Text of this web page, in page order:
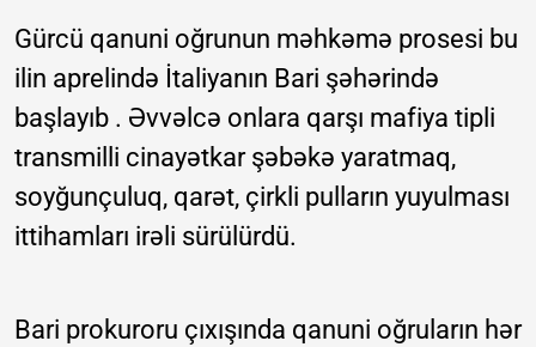
Gürcü qanuni oğrunun məhkəmə prosesi bu
ilin aprelində İtaliyanın Bari şəhərində
başlayıb . Əvvəlcə onlara qarşı mafiya tipli
transmilli cinayətkar şəbəkə yaratmaq,
soyğunçuluq, qarət, çirkli pulların yuyulması
ittihamları irəli sürülürdü.
Bari prokuroru çıxışında qanuni oğruların hər